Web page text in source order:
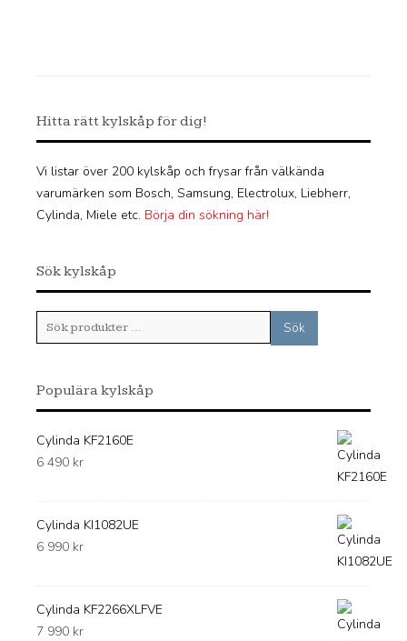
Hitta rätt kylskåp för dig!
Vi listar över 200 kylskåp och frysar från välkända
varumärken som Bosch, Samsung, Electrolux, Liebherr,
Cylinda, Miele etc. Börja din sökning här!
Sök kylskåp
Sök
efter:
Sök
Populära kylskåp
Cylinda KF2160E
6 490 kr
Cylinda KI1082UE
6 990 kr
Cylinda KF2266XLFVE
7 990 kr